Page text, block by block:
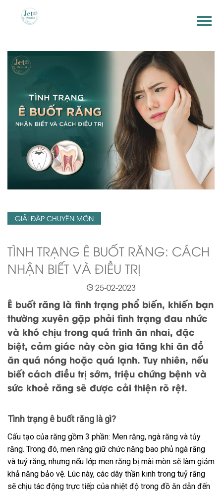
GIẢI ĐÁP CHUYÊN MÔN
TÌNH TRẠNG Ê BUỐT RĂNG: CÁCH
NHẬN BIẾT VÀ ĐIỀU TRỊ
25-02-2023
Ê buốt răng là tình trạng phổ biến, khiến bạn
thường xuyên gặp phải tình trạng đau nhức
và khó chịu trong quá trình ăn nhai, đặc
biệt, cảm giác này còn gia tăng khi ăn đồ
ăn quá nóng hoặc quá lạnh. Tuy nhiên, nếu
biết cách điều trị sớm, triệu chứng bệnh và
sức khoẻ răng sẽ được cải thiện rõ rệt.
Tình trạng ê buốt răng là gì?
Cấu tạo của răng gồm 3 phần: Men răng, ngà răng và tủy
răng. Trong đó, men răng giữ chức năng bao phủ ngà răng
và tuỷ răng, nhưng nếu lớp men răng bị mài mòn sẽ làm giảm
khả năng bảo vệ. Lúc này, các dây thần kinh trong tuỷ răng
sẽ chịu tác động trực tiếp của nhiệt độ trong đồ ăn dẫn đến